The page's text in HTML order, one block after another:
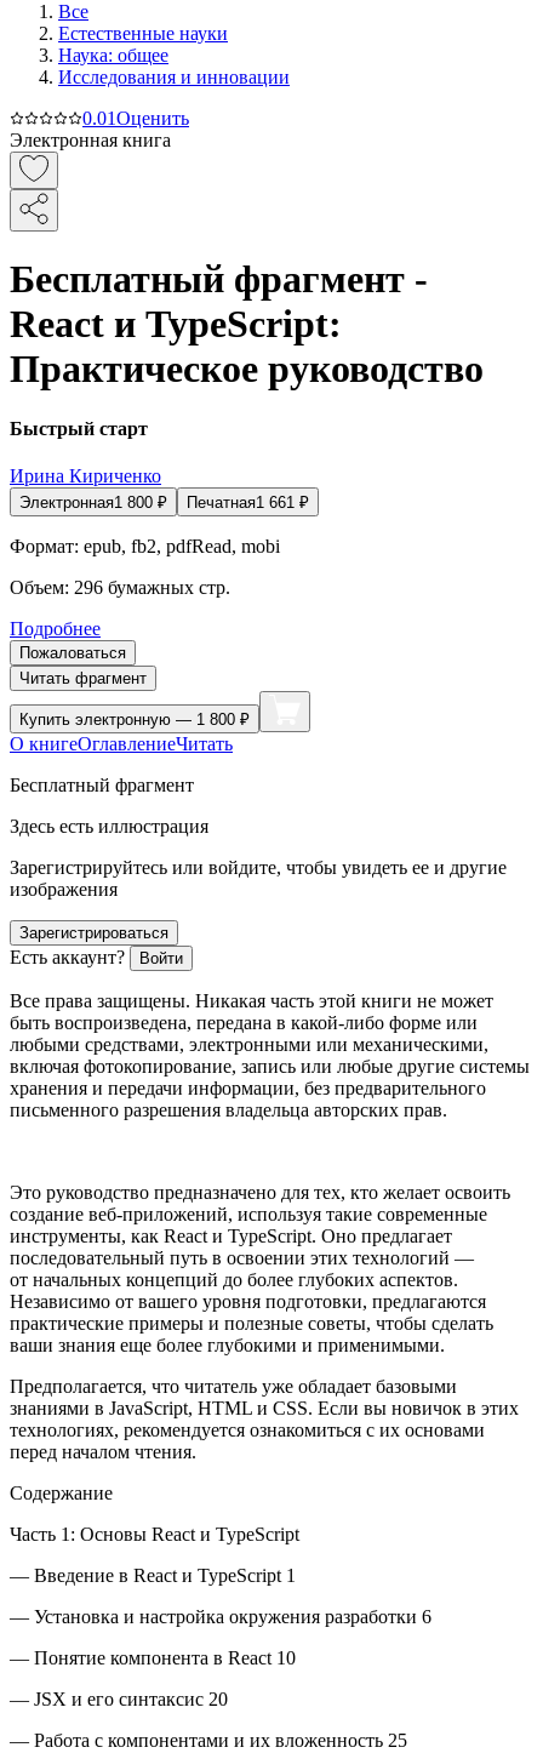
Все
Естественные науки
Наука: общее
Исследования и инновации
0.01Оценить
Электронная книга
Бесплатный фрагмент -
React и TypeScript:
Практическое руководство
Быстрый старт
Ирина Кириченко
Электронная1 800 ₽ Печатная1 661 ₽
Формат: epub, fb2, pdfRead, mobi
Объем: 296 бумажных стр.
Подробнее
Пожаловаться
Читать фрагмент
Купить электронную — 1 800 ₽
О книгеОглавлениеЧитать
Бесплатный фрагмент
Здесь есть иллюстрация
Зарегистрируйтесь или войдите, чтобы увидеть ее и другие
изображения
Зарегистрироваться
Есть аккаунт? Войти
Все права защищены. Никакая часть этой книги не может
быть воспроизведена, передана в какой-либо форме или
любыми средствами, электронными или механическими,
включая фотокопирование, запись или любые другие системы
хранения и передачи информации, без предварительного
письменного разрешения владельца авторских прав.
Это руководство предназначено для тех, кто желает освоить
создание веб-приложений, используя такие современные
инструменты, как React и TypeScript. Оно предлагает
последовательный путь в освоении этих технологий —
от начальных концепций до более глубоких аспектов.
Независимо от вашего уровня подготовки, предлагаются
практические примеры и полезные советы, чтобы сделать
ваши знания еще более глубокими и применимыми.
Предполагается, что читатель уже обладает базовыми
знаниями в JavaScript, HTML и CSS. Если вы новичок в этих
технологиях, рекомендуется ознакомиться с их основами
перед началом чтения.
Содержание
Часть 1: Основы React и TypeScript
— Введение в React и TypeScript 1
— Установка и настройка окружения разработки 6
— Понятие компонента в React 10
— JSX и его синтаксис 20
— Работа с компонентами и их вложенность 25